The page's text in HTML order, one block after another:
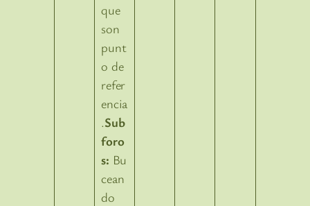
que
son
punt
o de
refer
encia
.Sub
foro
s: Bu
cean
do